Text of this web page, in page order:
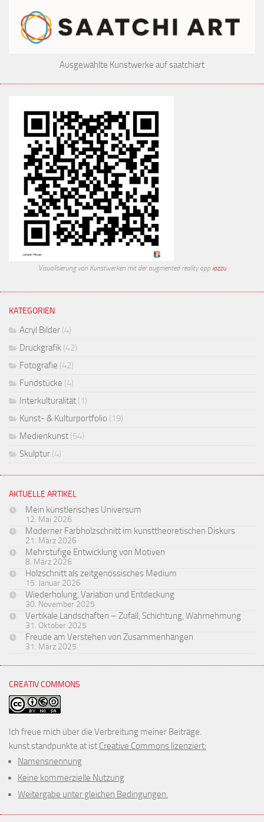
Ausgewählte Kunstwerke auf saatchiart
Visualisierung von Kunstwerken mit der augmented reality app iazzu
KATEGORIEN
Acryl Bilder (4)
Druckgrafik (42)
Fotografie (42)
Fundstücke (4)
Interkulturalität (1)
Kunst- & Kulturportfolio (19)
Medienkunst (54)
Skulptur (4)
AKTUELLE ARTIKEL
Mein künstlerisches Universum
12. Mai 2026
Moderner Farbholzschnitt im kunsttheoretischen Diskurs
21. März 2026
Mehrstufige Entwicklung von Motiven
8. März 2026
Holzschnitt als zeitgenössisches Medium
15. Januar 2026
Wiederholung, Variation und Entdeckung
30. November 2025
Vertikale Landschaften – Zufall, Schichtung, Wahrnehmung
31. Oktober 2025
Freude am Verstehen von Zusammenhängen
31. März 2025
CREATIV COMMONS
Ich freue mich über die Verbreitung meiner Beiträge.
kunst.standpunkte.at ist Creative Commons lizenziert:
Namensnennung
Keine kommerzielle Nutzung
Weitergabe unter gleichen Bedingungen.